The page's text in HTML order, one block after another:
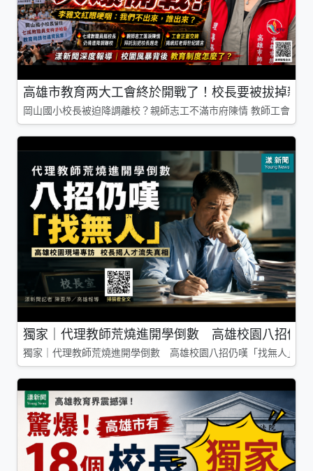
高雄市教育两大工會終於開戰了！校長要被拔掉親
岡山國小校長被迫降調離校？親師志工不滿市府陳情 教師工會槓
獨家｜代理教師荒燒進開學倒數 高雄校園八招仍
獨家｜代理教師荒燒進開學倒數 高雄校園八招仍嘆「找無人」